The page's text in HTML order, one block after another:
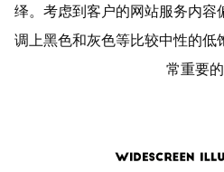
绎。考虑到客户的网站服务内容
调上黑色和灰色等比较中性的低
常重要的